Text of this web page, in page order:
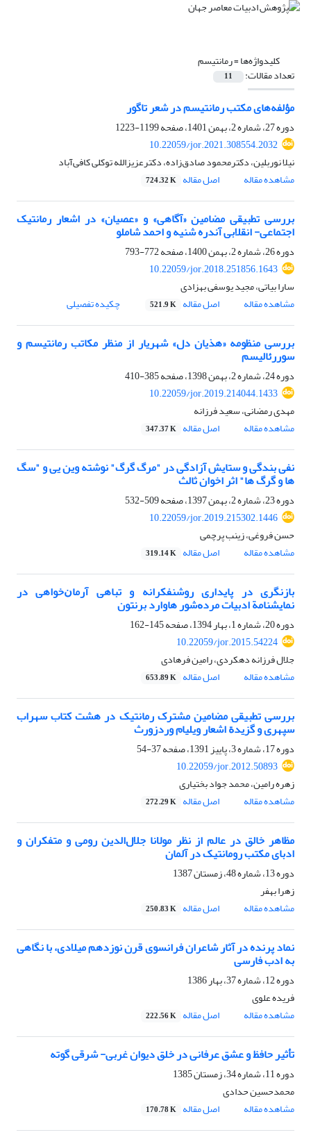
کلیدواژه‌ها =رمانتیسم
تعداد مقالات: 11
مؤلفه‌های مکتب رمانتیسم در شعر تاگور
دوره 27، شماره 2، بهمن 1401، صفحه
1199-1223
10.22059/jor.2021.308554.2032
نیلا نوربلین، دکترمحمود صادق‌زاده، دکترعزیزالله توکلی کافی‌آباد
مشاهده مقاله
اصل مقاله 724.32 K
بررسی تطبیقی مضامین «آگاهی» و «عصیان» در اشعار رمانتیک
اجتماعی- انقلابی آندره شنیه و احمد شاملو
دوره 26، شماره 2، بهمن 1400، صفحه
772-793
10.22059/jor.2018.251856.1643
سارا بیاتی، مجید یوسفی بهزادی
مشاهده مقاله
اصل مقاله 521.9 K چکیده تفصیلی
بررسی منظومه «هذیان دل» شهریار از منظر مکاتب رمانتیسم و
سوررئالیسم
دوره 24، شماره 2، بهمن 1398، صفحه
385-410
10.22059/jor.2019.214044.1433
مهدی رمضانی، سعید فرزانه
مشاهده مقاله
اصل مقاله 347.37 K
نفی بندگی و ستایش آزادگی در "مرگ گرگ" نوشته وین یی و "سگ
ها و گرگ ها" اثر اخوان ثالث
دوره 23، شماره 2، بهمن 1397، صفحه
509-532
10.22059/jor.2019.215302.1446
حسن فروغی، زینب پرچمی
مشاهده مقاله
اصل مقاله 319.14 K
بازنگری در پایداری روشنفکرانه و تباهی آرماﻥخواهی در
نمایشنامة ادبیات مردﻩشور هاوارد برنتون
دوره 20، شماره 1، بهار 1394، صفحه
145-162
10.22059/jor.2015.54224
جلال فرزانه دهکردی، رامین فرهادی
مشاهده مقاله
اصل مقاله 653.89 K
بررسی تطبیقی مضامین مشترک رمانتیک در هشت کتاب سهراب
سپهری و گزیدﺓ اشعار ویلیام وردزورث
دوره 17، شماره 3، پاییز 1391، صفحه
37-54
10.22059/jor.2012.50893
زهره رامین، محمد جواد بختیاری
مشاهده مقاله
اصل مقاله 272.29 K
مظاهر خالق در عالم از نظر مولانا جلال‌الدین رومی و متفکران و
ادبای مکتب رومانتیک در آلمان
دوره 13، شماره 48، زمستان 1387
زهرا بهفر
مشاهده مقاله
اصل مقاله 250.83 K
نماد پرنده در آثار شاعران فرانسوی قرن نوزدهم میلادی، با نگاهی
به ادب فارسی
دوره 12، شماره 37، بهار 1386
فریده علوی
مشاهده مقاله
اصل مقاله 222.56 K
تأثیر حافظ و عشق عرفانی در خلق دیوان غربی- شرقی گوته
دوره 11، شماره 34، زمستان 1385
محمدحسین حدادی
مشاهده مقاله
اصل مقاله 170.78 K